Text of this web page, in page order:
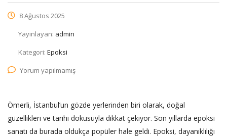
8 Ağustos 2025
Yayınlayan: admin
Kategori: Epoksi
Yorum yapılmamış
Ömerli, İstanbul’un gözde yerlerinden biri olarak, doğal
güzellikleri ve tarihi dokusuyla dikkat çekiyor. Son yıllarda epoksi
sanatı da burada oldukça popüler hale geldi. Epoksi, dayanıklılığı